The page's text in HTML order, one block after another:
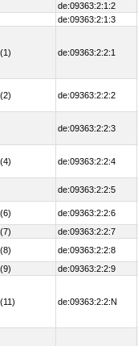
de:09363:2:1:2
de:09363:2:1:3
de:09363:2:2:1
de:09363:2:2:2
de:09363:2:2:3
de:09363:2:2:4
de:09363:2:2:5
de:09363:2:2:6
de:09363:2:2:7
de:09363:2:2:8
de:09363:2:2:9
de:09363:2:2:N